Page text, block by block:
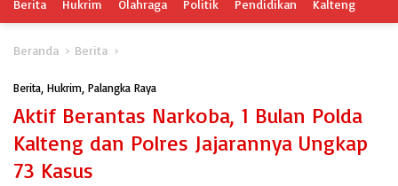
Berita Hukrim Olahraga Politik Pendidikan Kalteng
Beranda Berita
Berita Hukrim Palangka Raya
Aktif Berantas Narkoba, 1 Bulan Polda
Kalteng dan Polres Jajarannya Ungkap
73 Kasus